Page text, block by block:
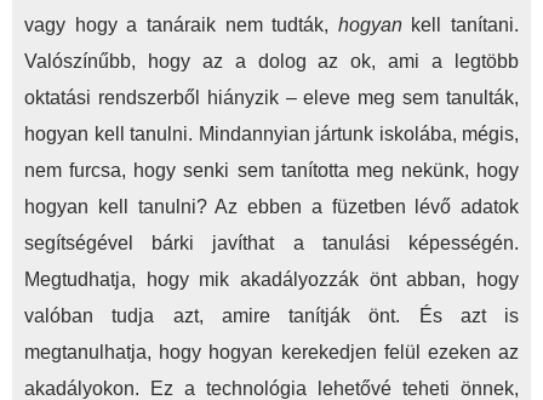
vagy hogy a tanáraik nem tudták, hogyankell tanítani.
Valószínűbb, hogy az a dolog az ok, ami a legtöbb
oktatási rendszerből hiányzik – eleve meg sem tanulták,
hogyan kell tanulni. Mindannyian jártunk iskolába, mégis,
nem furcsa, hogy senki sem tanította meg nekünk, hogy
hogyan kell tanulni? Az ebben a füzetben lévő adatok
segítségével bárki javíthat a tanulási képességén.
Megtudhatja, hogy mik akadályozzák önt abban, hogy
valóban tudja azt, amire tanítják önt. És azt is
megtanulhatja, hogy hogyan kerekedjen felül ezeken az
akadályokon. Ez a technológia lehetővé teheti önnek,